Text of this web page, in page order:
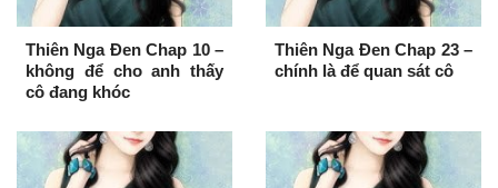
Thiên Nga Đen Chap 10 –
không để cho anh thấy
cô đang khóc
Thiên Nga Đen Chap 23 –
chính là để quan sát cô